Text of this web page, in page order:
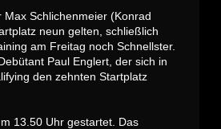
Max Schlichenmeier (Konrad
neun gelten, schließlich
am Freitag noch Schnellster.
Paul Englert, der sich in
den zehnten Startplatz
13.50 Uhr gestartet. Das